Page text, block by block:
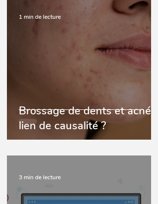
Brossage de dents et acné ;
lien de causalité ?
1 min de lecture
3 min de lecture